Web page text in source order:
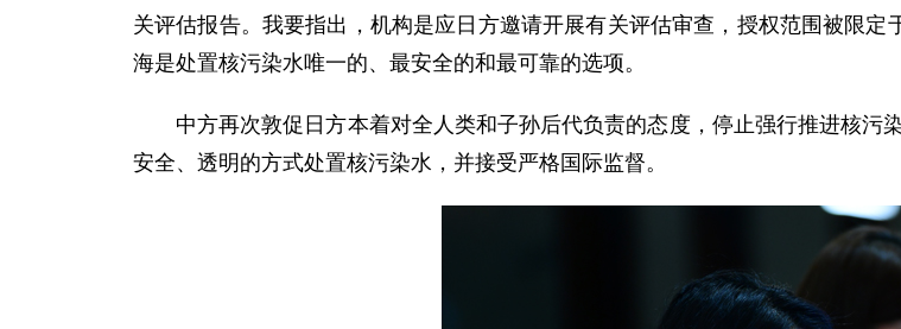
关评估报告。我要指出，机构是应日方邀请开展有关评估审查，授权范围被限定
海是处置核污染水唯一的、最安全的和最可靠的选项。
中方再次敦促日方本着对全人类和子孙后代负责的态度，停止强行推进核污
安全、透明的方式处置核污染水，并接受严格国际监督。